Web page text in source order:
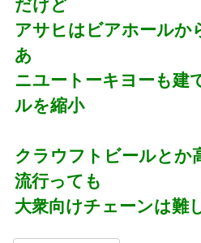
だけど
アサヒはビアホールか
あ
ニユートーキヨーも建
ルを縮小
クラウフトビールとか
流行っても
大衆向けチェーンは難